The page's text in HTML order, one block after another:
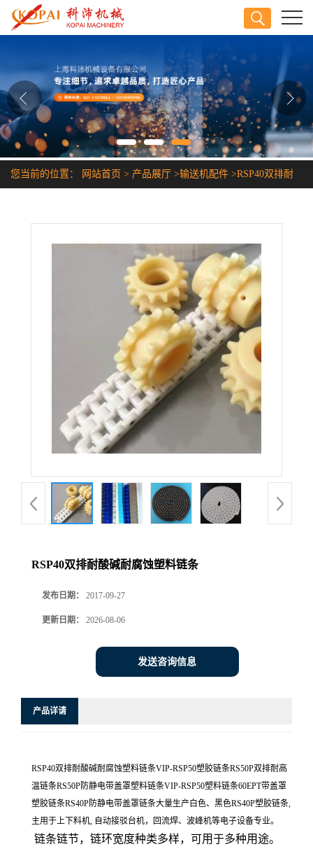
公司介绍
公司动态
产品展厅
证书荣誉
您当前的位置： 网站首页 > 产品展厅 >输送机配件 >RSP40双排耐
RSP40双排耐酸碱耐腐蚀塑料链条
发布日期： 2017-09-27
更新日期： 2026-08-06
发送咨询信息
产品详请
RSP40双排耐酸碱耐腐蚀塑料链条VIP-RSP50塑胶链条RS50P双排耐高
温链条RS50P防静电带盖罩塑料链条VIP-RSP50塑料链条60EPT带盖罩
塑胶链条RS40P防静电带盖罩链条大量生产白色、黑色RS40P塑胶链条,
主用于上下料机, 自动接驳台机，回流焊、波峰机等电子设备专业。
链条链节，链环宽度种类多样，可用于多种用途。